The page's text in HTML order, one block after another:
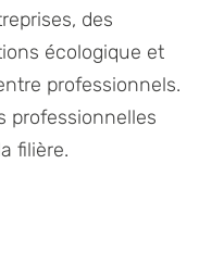
des
écologique et
professionnels.
professionnelles
filière.